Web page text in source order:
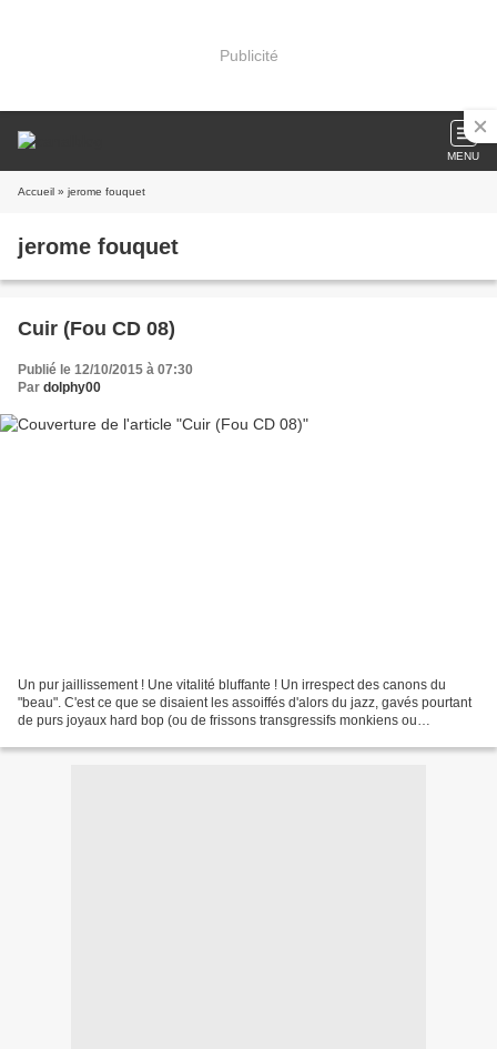
Publicité
MENU
Accueil » jerome fouquet
jerome fouquet
Cuir (Fou CD 08)
Publié le 12/10/2015 à 07:30
Par dolphy00
Un pur jaillissement ! Une vitalité bluffante ! Un irrespect des canons du
"beau". C'est ce que se disaient les assoiffés d'alors du jazz, gavés pourtant
de purs joyaux hard bop (ou de frissons transgressifs monkiens ou